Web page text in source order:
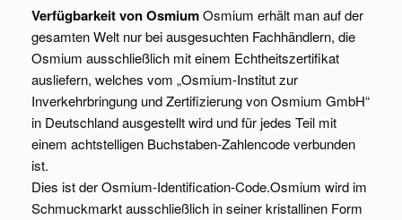
Verfügbarkeit von OsmiumOsmium erhält man auf der
gesamten Welt nur bei ausgesuchten Fachhändlern, die
Osmium ausschließlich mit einem Echtheitszertifikat
ausliefern, welches vom „Osmium-Institut zur
Inverkehrbringung und Zertifizierung von Osmium GmbH“
in Deutschland ausgestellt wird und für jedes Teil mit
einem achtstelligen Buchstaben-Zahlencode verbunden
ist.
Dies ist der Osmium-Identification-Code.Osmium wird im
Schmuckmarkt ausschließlich in seiner kristallinen Form